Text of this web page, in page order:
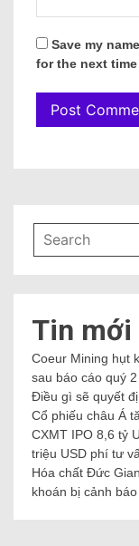
Save my
for the next
Tin mới
Coeur Mining hụt
sau báo cáo quý 2
Điều gì sẽ quyết
Cổ phiếu châu Á
CXMT IPO 8,6 tỷ
triệu USD phí tư
Hóa chất Đức
khoán bị cảnh báo